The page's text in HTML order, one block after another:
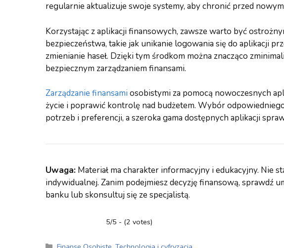
regularnie aktualizuje swoje systemy, aby chronić przed
Korzystając z aplikacji finansowych, zawsze warto być
bezpieczeństwa, takie jak unikanie logowania się do aplikacji
zmienianie haseł. Dzięki tym środkom można znacząco
bezpiecznym zarządzaniem finansami.
Zarządzanie finansamiosobistymi za pomocą nowoczesnych
życie i poprawić kontrolę nad budżetem. Wybór
potrzeb i preferencji, a szeroka gama dostępnych aplikacji
Uwaga: Materiał ma charakter informacyjny i edukacyjny. Nie
indywidualnej. Zanim podejmiesz decyzję finansową, sprawdź
banku lub skonsultuj się ze specjalistą.
5/5 - (2 votes)
Kategorie